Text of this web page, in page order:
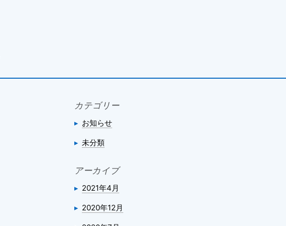
カテゴリー
お知らせ
未分類
アーカイブ
2021年4月
2020年12月